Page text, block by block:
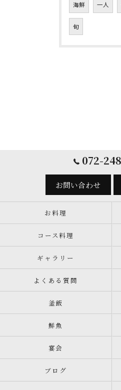
海鮮 一人
旬
072-
お問い合わせ
お料理
コース料理
ギャラリー
よくある質問
釜飯
鮮魚
宴会
ブログ